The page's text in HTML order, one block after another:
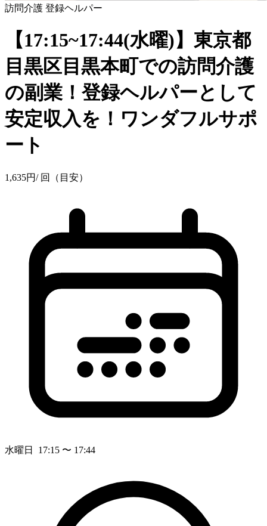
訪問介護 登録ヘルパー
【17:15~17:44(水曜)】東京都
目黒区目黒本町での訪問介護
の副業！登録ヘルパーとして
安定収入を！ワンダフルサポ
ート
1,635円/ 回（目安）
水曜日 17:15 〜 17:44